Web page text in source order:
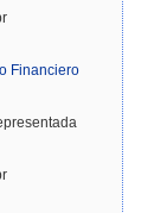
Financiero